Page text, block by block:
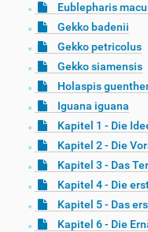
Eublepharis
Gekko badenii
Gekko petricolus
Gekko siamensis
Holaspis
Iguana iguana
Kapitel 1 - Die
Kapitel 2 - Die
Kapitel 3 - Das
Kapitel 4 - Die
Kapitel 5 - Das
Kapitel 6 - Die